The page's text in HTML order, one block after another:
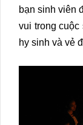
bạn sinh viên
vui trong
hy sinh và vẻ